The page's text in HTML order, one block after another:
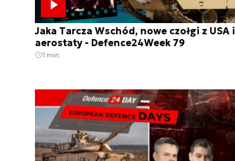
Jaka Tarcza Wschód, nowe czołgi z USA i
aerostaty - Defence24Week 79
1 min.